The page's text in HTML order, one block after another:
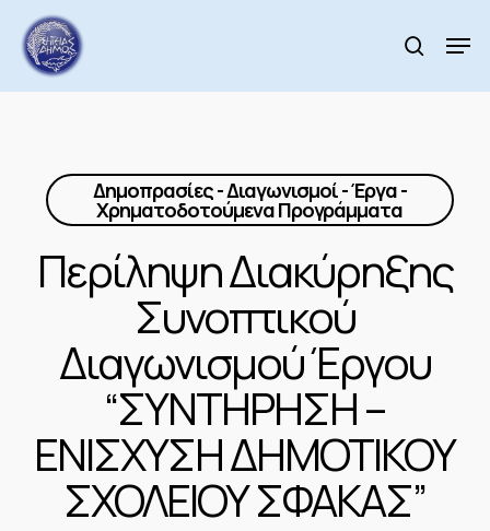
main
content
search
Δημοπρασίες - Διαγωνισμοί - Έργα -
Χρηματοδοτούμενα Προγράμματα
Περίληψη Διακύρηξης
Συνοπτικού
Διαγωνισμού Έργου
“ΣΥΝΤΗΡΗΣΗ –
ΕΝΙΣΧΥΣΗ ΔΗΜΟΤΙΚΟΥ
ΣΧΟΛΕΙΟΥ ΣΦΑΚΑΣ”
Menu